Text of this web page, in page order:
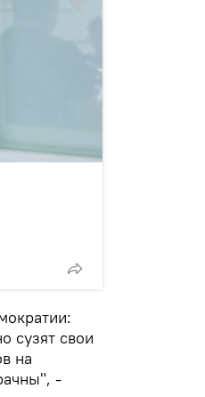
сузят свои
на
-